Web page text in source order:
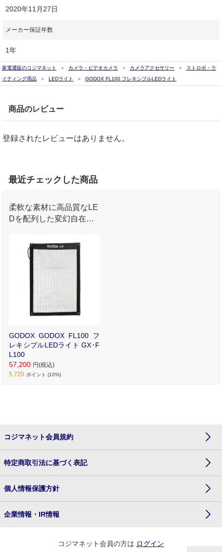
2020年11月27日
メーカー保証年数
1年
家電通販のコジマネット カメラ・ビデオカメラ カメラアクセサリー
ストロボ・ラ
イティング用品
LEDライト GODOX FL100 フレキシブルLEDライト
商品のレビュー
登録されたレビューはありません。
最近チェックした商品
柔軟な素材に高品質なLE
Dを配列した変幻自在な
GODOX GODOX FL100 フ
レキシブルLEDライト GX･F
L100
57,200 円(税込)
5,720 ポイント (10%)
コジマネット会員規約
特定商取引法に基づく表記
個人情報保護方針
企業情報・IR情報
コジマネット会員の方は ログイン